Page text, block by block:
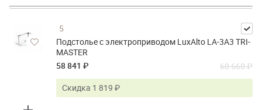
5
Подстолье с электроприводом LuxAlto LA-3A3 TRI-
MASTER
58 841 ₽
60 660 ₽
Скидка 1 819 ₽